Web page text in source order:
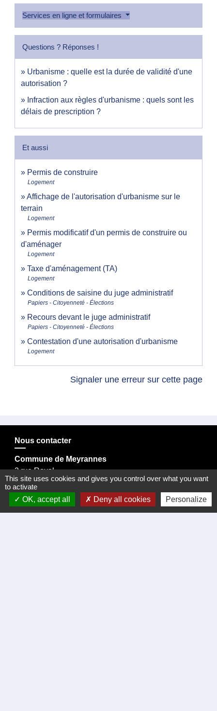
Services en ligne et formulaires
Questions ? Réponses !
Urbanisme : quelle est la durée de validité d'une
autorisation ?
Infraction aux règles d'urbanisme : quels sont les
délais de prescription ?
Et aussi
Permis de construire
Logement
Affichage de l'autorisation d'urbanisme sur le
terrain
Logement
Permis modificatif d'un permis de construire ou
d'aménager
Logement
Taxe d'aménagement (TA)
Logement
Conditions de saisine du juge administratif
Papiers - Citoyenneté - Élections
Recours devant le juge administratif
Papiers - Citoyenneté - Élections
Contestation d'une autorisation d'urbanisme
Logement
Signaler une erreur sur cette page
Nous contacter
Commune de Meyrannes
2 rue Royal
30410 Meyrannes - FRANCE
Formulaire de contact
This site uses cookies and gives you control over what you want
to activate
OK, accept all
Deny all cookies Personalize